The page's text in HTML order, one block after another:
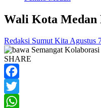
Wali Kota Medan
Redaksi Sumut Kita Agustus
SHARE
Facebook
Twitter